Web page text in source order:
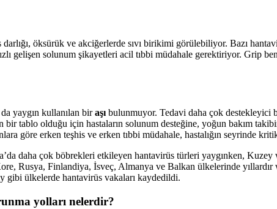
öksürük ve akciğerlerde sıvı birikimi görülebiliyor. Bazı
gelişen solunum şikayetleri acil tıbbi müdahale gerektiriyor. Grip
yaygın kullanılan biraşı bulunmuyor. Tedavi daha çok destekleyici
bir tablo olduğu için hastaların solunum desteğine, yoğun bakım
göre erken teşhis ve erken tıbbi müdahale, hastalığın seyrinde
daha çok böbrekleri etkileyen hantavirüs türleri yaygınken, Kuzey
Rusya, Finlandiya, İsveç, Almanya ve Balkan ülkelerinde yıllardır
ülkelerde hantavirüs vakaları kaydedildi.
yolları nelerdir?